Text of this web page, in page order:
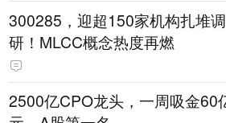
300285，迎超150家机构扎堆调
研！MLCC概念热度再燃
2500亿CPO龙头，一周吸金60